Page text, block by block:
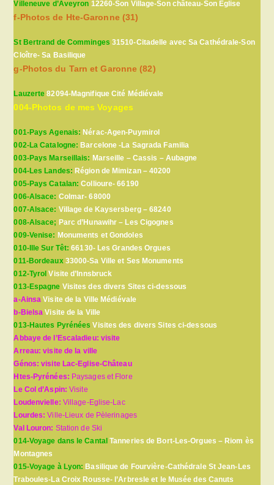
Villeneuve d’Aveyron 12260-Son Village-Son château-Son Eglise
f-Photos de Hte-Garonne (31)
St Bertrand de Comminges 31510-Citadelle avec Sa Cathédrale-Son
Cloître- Sa Basilique
g-Photos du Tarn et Garonne (82)
Lauzerte 82094-Magnifique Cité Médiévale
004-Photos de mes Voyages
001-Pays Agenais: Nérac-Agen-Puymirol
002-La Catalogne: Barcelone -La Sagrada Familia
003-Pays Marseillais: Marseille – Cassis – Aubagne
004-Les Landes: Région de Mimizan – 40200
005-Pays Catalan:Collioure- 66190
006-Alsace: Colmar- 68000
007-Alsace: Village de Kaysersberg – 68240
008-Alsace; Parc d’Hunawihr – Les Cigognes
009-Venise: Monuments et Gondoles
010-Ille Sur Têt:66130- Les Grandes Orgues
011-Bordeaux33000-Sa Ville et Ses Monuments
012-Tyrol Visite d’Innsbruck
013-Espagne Visites des divers Sites ci-dessous
a-Ainsa Visite de la Ville Médiévale
b-Bielsa Visite de la Ville
013-Hautes Pyrénées Visites des divers Sites ci-dessous
Abbaye de l’Escaladieu: visite
Arreau: visite de la ville
Génos: visite Lac-Eglise-Château
Htes-Pyrénées: Paysages et Flore
Le Col d’Aspin:Visite
Loudenvielle: Village-Eglise-Lac
Lourdes:Ville-Lieux de Pèlerinages
Val Louron: Station de Ski
014-Voyage dans le Cantal Tanneries de Bort-Les-Orgues – Riom ès
Montagnes
015-Voyage à Lyon: Basilique de Fourvière-Cathédrale St Jean-Les
Traboules-La Croix Rousse- l’Arbresle et le Musée des Canuts